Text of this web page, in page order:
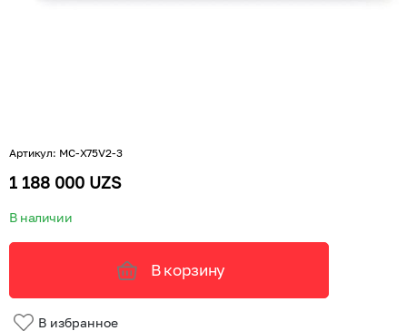
Артикул: MC-X75V2-3
1 188 000 UZS
В наличии
В корзину
В избранное